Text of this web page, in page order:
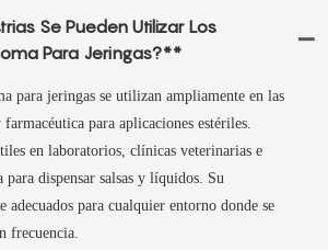
Se Pueden Utilizar Los
Para Jeringas?**
para jeringas se utilizan ampliamente en las
para aplicaciones estériles.
en laboratorios, clínicas veterinarias e
para dispensar salsas y líquidos. Su
adecuados para cualquier entorno donde se
frecuencia.